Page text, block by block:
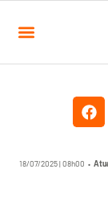
18/07/2025 | 08h00 •